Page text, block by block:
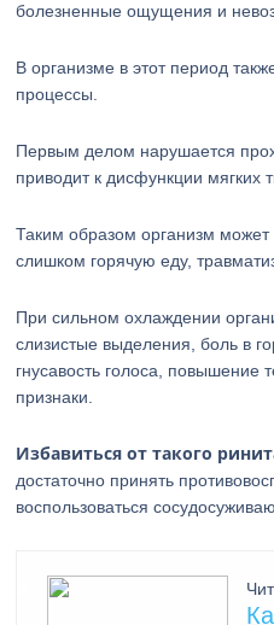
болезненные ощущения и
В организме в этот период
процессы.
Первым делом нарушается
приводит к дисфункции мягких
Таким образом организм может
слишком горячую еду,
При сильном охлаждении
слизистые выделения, боль в
гнусавость голоса, повышение
признаки.
Избавиться от такого
достаточно принять
воспользоваться